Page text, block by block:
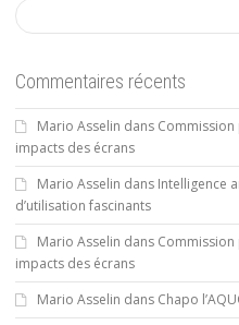
Commentaires récents
Mario Asselin dans
impacts des écrans
Mario Asselin dans Intelligence
d’utilisation fascinants
Mario Asselin dans
impacts des écrans
Mario Asselin dans Chapo